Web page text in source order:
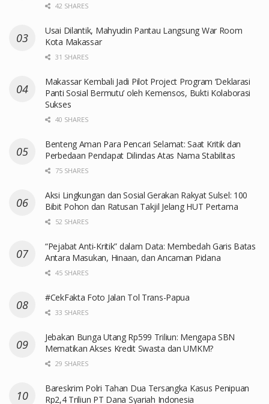
42 SHARES
Usai Dilantik, Mahyudin Pantau Langsung War Room
Kota Makassar
31 SHARES
Makassar Kembali Jadi Pilot Project Program ‘Deklarasi
Panti Sosial Bermutu’ oleh Kemensos, Bukti Kolaborasi
Sukses
40 SHARES
Benteng Aman Para Pencari Selamat: Saat Kritik dan
Perbedaan Pendapat Dilindas Atas Nama Stabilitas
75 SHARES
Aksi Lingkungan dan Sosial Gerakan Rakyat Sulsel: 100
Bibit Pohon dan Ratusan Takjil Jelang HUT Pertama
52 SHARES
“Pejabat Anti-Kritik” dalam Data: Membedah Garis Batas
Antara Masukan, Hinaan, dan Ancaman Pidana
45 SHARES
#CekFakta Foto Jalan Tol Trans-Papua
33 SHARES
Jebakan Bunga Utang Rp599 Triliun: Mengapa SBN
Mematikan Akses Kredit Swasta dan UMKM?
29 SHARES
Bareskrim Polri Tahan Dua Tersangka Kasus Penipuan
Rp2,4 Triliun PT Dana Syariah Indonesia